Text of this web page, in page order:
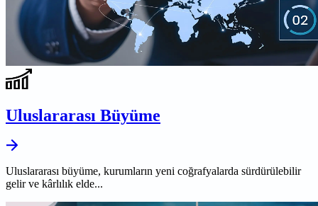
Uluslararası Büyüme
Uluslararası büyüme, kurumların yeni coğrafyalarda sürdürülebilir
gelir ve kârlılık elde...